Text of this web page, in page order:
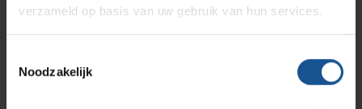
verzameld op basis van uw gebruik van hun services.
Noodzakelijk
167
Assortiment
Onze merken
Hammerlit
Contact